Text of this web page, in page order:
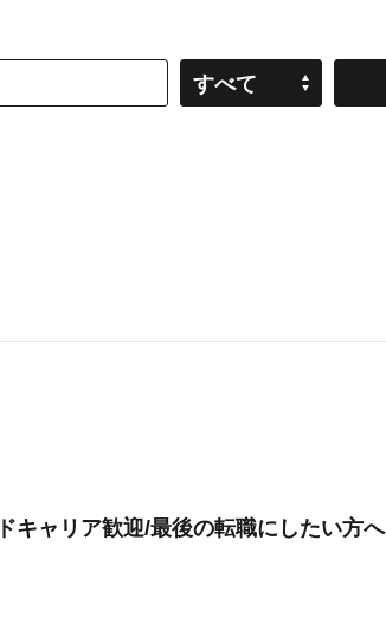
すべて
キャリア歓迎/最後の転職にしたい方へ